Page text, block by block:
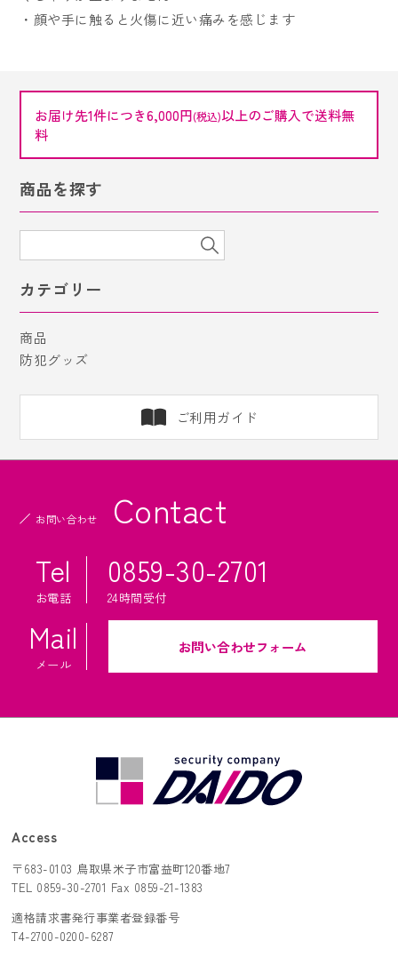
トピックス
ONLINE SHOP
お届け先1件につき6,000円(税込)以上のご購入で送料無
料
商品を探す
索:
カテゴリー
商品
防犯グッズ
ご利用ガイド
・顔や手に触ると火傷に近い痛みを感じます
お問い合わせ Contact
Tel
お電話
0859-30-2701
24時間受付
Mail
メール
お問い合わせフォーム
Access
〒683-0103 鳥取県米子市富益町120番地7
TEL 0859-30-2701 Fax 0859-21-1383
適格請求書発行事業者登録番号
T4-2700-0200-6287